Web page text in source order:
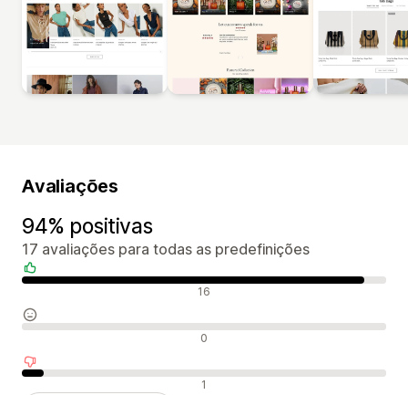
Avaliações
94% positivas
17 avaliações para todas as predefinições
Avaliações positivas 16
Avaliações neutras 0
Avaliações negativas 1